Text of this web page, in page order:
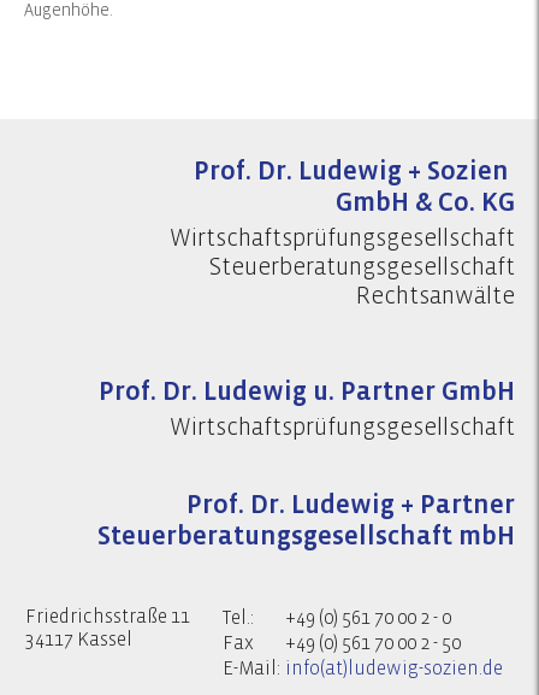
Augenhöhe.
Prof. Dr. Ludewig + Sozien
GmbH & Co. KG
Wirtschaftsprüfungsgesellschaft
Steuerberatungsgesellschaft
Rechtsanwälte
Prof. Dr. Ludewig u. Partner GmbH
Wirtschaftsprüfungsgesellschaft
Prof. Dr. Ludewig + Partner
Steuerberatungsgesellschaft mbH
Friedrichsstraße 11
34117 Kassel
Tel.:
+49 (0) 561 70 00 2 - 0
Fax
+49 (0) 561 70 00 2 - 50
E-Mail: info(at)ludewig-sozien.de